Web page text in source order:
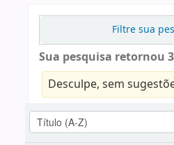
Filtre sua
Sua pesquisa retornou
Desculpe, sem